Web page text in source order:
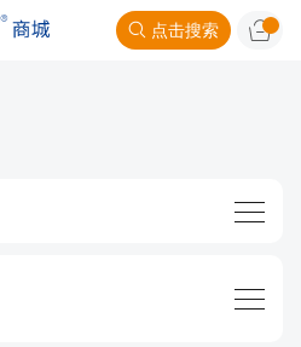
点击搜索